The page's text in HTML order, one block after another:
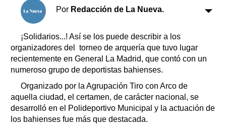
Clasificados
Horóscopo
Suplementos
Servicios
Farmacias
Transportes
Loterías
Datos Útiles
Fúnebres
Edictos
Por Redacción de La Nueva.
¡Solidarios...! Así se los puede describir a los
organizadores del torneo de arquería que tuvo lugar
recientemente en General La Madrid, que contó con un
numeroso grupo de deportistas bahienses.
Organizado por la Agrupación Tiro con Arco de
aquella ciudad, el certamen, de carácter nacional, se
desarrolló en el Polideportivo Municipal y la actuación de
los bahienses fue más que destacada.